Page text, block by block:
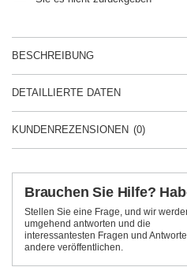
BESCHREIBUNG
DETAILLIERTE DATEN
KUNDENREZENSIONEN (0)
Brauchen Sie Hilfe?
Stellen Sie eine Frage, und wir
umgehend antworten und die
interessantesten Fragen und
andere veröffentlichen.